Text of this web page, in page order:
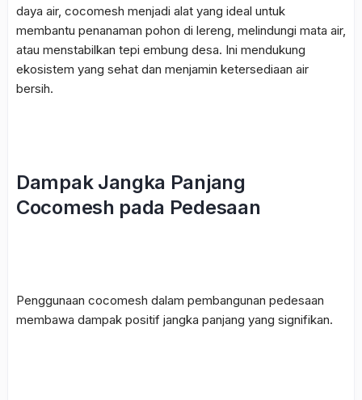
daya air, cocomesh menjadi alat yang ideal untuk
membantu penanaman pohon di lereng, melindungi mata air,
atau menstabilkan tepi embung desa. Ini mendukung
ekosistem yang sehat dan menjamin ketersediaan air
bersih.
Dampak Jangka Panjang
Cocomesh pada Pedesaan
Penggunaan cocomesh dalam pembangunan pedesaan
membawa dampak positif jangka panjang yang signifikan.